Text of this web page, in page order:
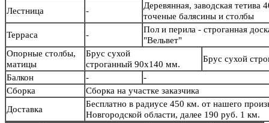
Лестница
-
Деревянная, заводская тетива
точеные балясины и
Терраса
-
Пол и перила - строганная
"Вельвет"
Опорные столбы,
матицы
Брус сухой
строганный 90х140 мм.
Брус сухой
Балкон
-
-
Сборка
Сборка на участке заказчика
Доставка
Бесплатно в радиусе 450 км. от нашего
Новгородской области, далее 190 руб. 1 км.